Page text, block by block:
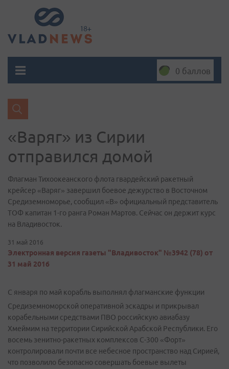
0 баллов
«Варяг» из Сирии
отправился домой
​Флагман Тихоокеанского флота гвардейский ракетный
крейсер «Варяг» завершил боевое дежурство в Восточном
Средиземноморье, сообщил «В» официальный представитель
ТОФ капитан 1-го ранга Роман Мартов. Сейчас он держит курс
на Владивосток.
31 май 2016
Электронная версия газеты "Владивосток" №3942 (78) от
31 май 2016
С января по май корабль выполнял флагманские функции
Средиземноморской оперативной эскадры и прикрывал
корабельными средствами ПВО российскую авиабазу
Хмеймим на территории Сирийской Арабской Республики. Его
восемь зенитно-ракетных комплексов С-300 «Форт»
контролировали почти все небесное пространство над Сирией,
что позволило безопасно совершать боевые вылеты